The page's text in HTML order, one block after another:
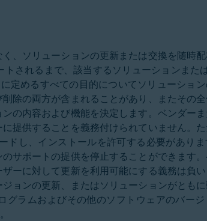
、ソリューションの更新または交換を随時
されるまで、該当するソリューションまた
定めるすべての目的についてソリューショ
除の両方が含まれることがあり、またその全
の内容および機能を決定します。ベンダー
提供することを義務付けられていません。
し、インストールを許可する必要があり
サポートの提供を停止することができます。
ーに対して更新を利用可能にする義務は負
ョンの更新、またはソリューションがとも
ラムおよびその他のソフトウェアのバージ